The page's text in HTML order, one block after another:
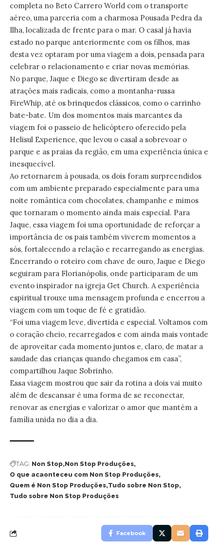
completa no Beto Carrero World com o transporte
aéreo, uma parceria com a charmosa Pousada Pedra da
Ilha, localizada de frente para o mar. O casal já havia
estado no parque anteriormente com os filhos, mas
desta vez optaram por uma viagem a dois, pensada para
celebrar o relacionamento e criar novas memórias.
No parque, Jaque e Diego se divertiram desde as
atrações mais radicais, como a montanha-russa
FireWhip, até os brinquedos clássicos, como o carrinho
bate-bate. Um dos momentos mais marcantes da
viagem foi o passeio de helicóptero oferecido pela
Helisul Experience, que levou o casal a sobrevoar o
parque e as praias da região, em uma experiência única e
inesquecível.
Ao retornarem à pousada, os dois foram surpreendidos
com um ambiente preparado especialmente para uma
noite romântica com chocolates, champanhe e mimos
que tornaram o momento ainda mais especial. Para
Jaque, essa viagem foi uma oportunidade de reforçar a
importância de os pais também viverem momentos a
sós, fortalecendo a relação e recarregando as energias.
Encerrando o roteiro com chave de ouro, Jaque e Diego
seguiram para Florianópolis, onde participaram de um
evento inspirador na igreja Get Church. A experiência
espiritual trouxe uma mensagem profunda e encerrou a
viagem com um toque de fé e gratidão.
“Foi uma viagem leve, divertida e especial. Voltamos com
o coração cheio, recarregados e com ainda mais vontade
de aproveitar cada momento juntos e, claro, de matar a
saudade das crianças quando chegamos em casa”,
compartilhou Jaque Sobrinho.
Essa viagem mostrou que sair da rotina a dois vai muito
além de descansar é uma forma de se reconectar,
renovar as energias e valorizar o amor que mantém a
família unida no dia a dia.
TAG: Non Stop Non Stop Produções
O que acaonteceu com Non Stop Produções
Quem é Non Stop Produções Tudo sobre Non Stop
Tudo sobre Non Stop Produções
Facebook